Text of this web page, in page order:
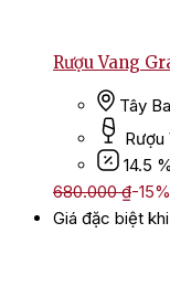
Rượu Vang
Tây
Rượu
14.5 %
680.000₫-15%
Giá đặc biệt